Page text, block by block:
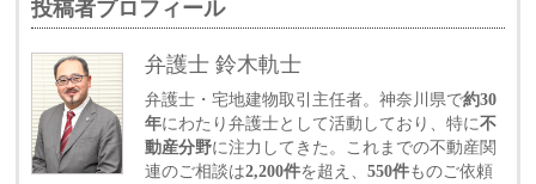
投稿者プロフィール
弁護士 鈴木軌士
弁護士・宅地建物取引主任者。神奈川県で約30
年にわたり弁護士として活動しており、特に不
動産分野に注力してきた。これまでの不動産関
連のご相談は2,200件を超え、550件ものご依頼